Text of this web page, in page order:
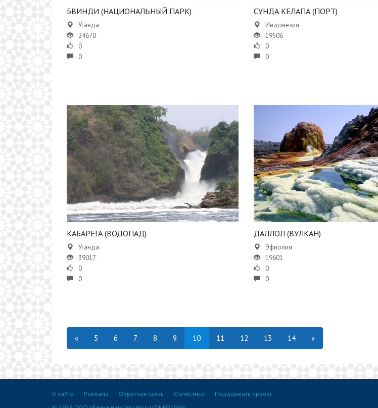
БВИНДИ (НАЦИОНАЛЬНЫЙ ПАРК)
Уганда
24670
0
0
СУНДА КЕЛАПА (ПОРТ)
Индонезия
19506
0
0
КАБАРЕГА (ВОДОПАД)
Уганда
39017
0
0
ДАЛЛОЛ (ВУЛКАН)
Эфиопия
19601
0
0
« 5 6 7 8 9 10 11 12 13 14 »
О сайте Реклама Обратная связь Статистика
Поддержать проект